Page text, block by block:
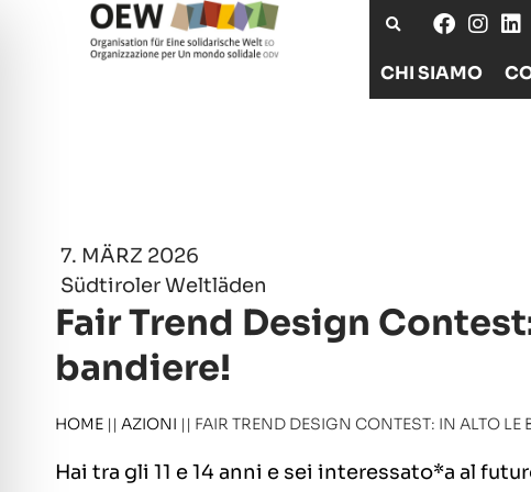
CHI SIAMO
7. MÄRZ 2026
Südtiroler Weltläden
Fair Trend Design
bandiere!
HOME || AZIONI || FAIR TREND DESIGN CONTEST: IN ALTO LE
Hai tra gli 11 e 14 anni e sei interessato*a al